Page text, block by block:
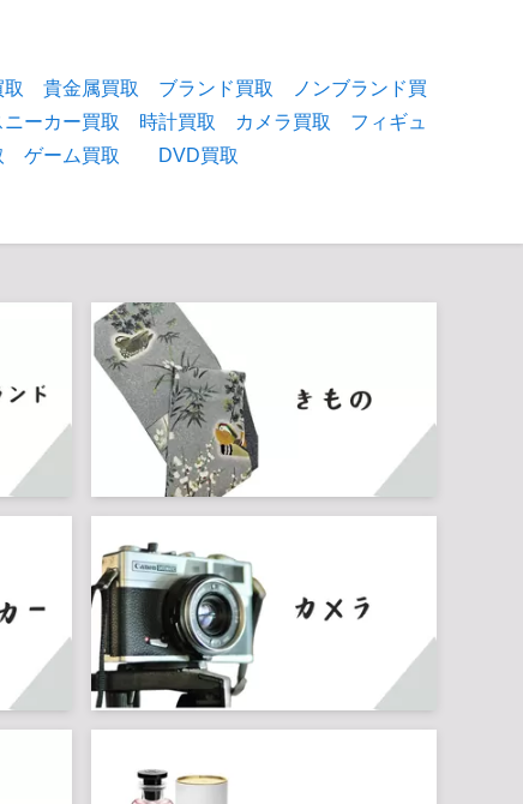
貴金属買取 ブランド買取
ノンブランド買
ニーカー買取 時計買取 カメラ買取
フィギュ
ゲーム買取 DVD買取